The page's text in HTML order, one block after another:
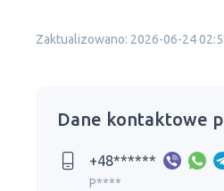
Zaktualizowano: 2026-06-24
Dane kontaktowe
+48******
P****